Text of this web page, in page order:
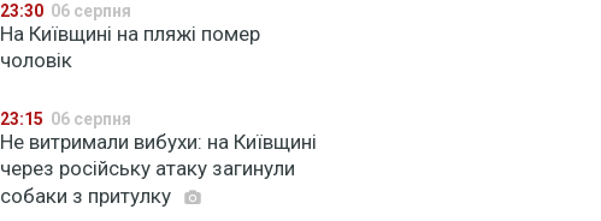
23:30 06 серпня
На Київщині на пляжі помер
чоловік
23:15 06 серпня
Не витримали вибухи: на Київщині
через російську атаку загинули
собаки з притулку